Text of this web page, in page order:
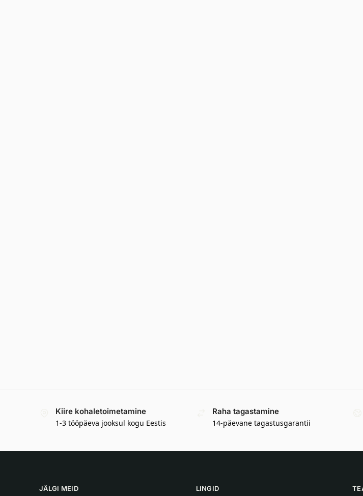
Kiire kohaletoimetamine
1-3 tööpäeva jooksul kogu Eestis
Raha tagastamine
14-päevane tagastusgarantii
JÄLGI MEID LINGID